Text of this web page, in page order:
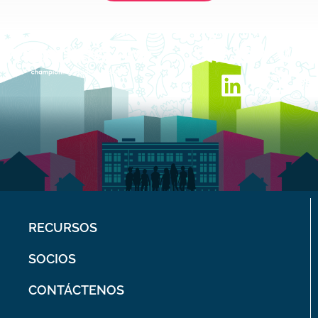
RECURSOS
SOCIOS
CONTÁCTENOS